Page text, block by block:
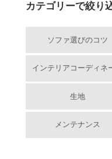
カテゴリーで絞り
ソファ選びのコツ
インテリアコーディネ
生地
メンテナンス